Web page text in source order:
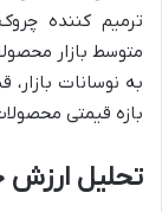
ترمیم کننده
متوسط بازار
به نوسانات
بازه قیمتی
تحلیل ارزش